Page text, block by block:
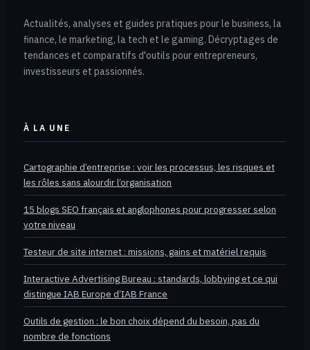
Actualités, analyses et guides pratiques pour le business, la
finance, le marketing, la tech et le gaming. Décryptages de
tendances et comparatifs d'outils pour entrepreneurs,
investisseurs et passionnés.
À LA UNE
Cartographie d’entreprise : voir les processus, les risques et
les rôles sans alourdir l’organisation
15 blogs SEO français et anglophones pour progresser selon
votre niveau
Testeur de site internet : missions, gains et matériel requis
Interactive Advertising Bureau : standards, lobbying et ce qui
distingue IAB Europe d’IAB France
Outils de gestion : le bon choix dépend du besoin, pas du
nombre de fonctions